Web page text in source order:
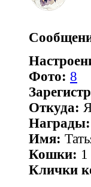
Фото: 8
Откуда:
Награды:
Имя:
Кошки: 1
Клички